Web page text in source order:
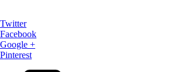
Twitter
Facebook
Google +
Pinterest